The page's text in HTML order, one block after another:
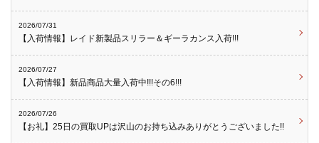
2026/07/31
【入荷情報】レイド新製品スリラー＆ギーラカンス入荷!!!
2026/07/27
【入荷情報】新品商品大量入荷中!!!その6!!!
2026/07/26
【お礼】25日の買取UPは沢山のお持ち込みありがとうございました!!